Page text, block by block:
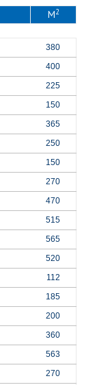
M2
380
400
225
150
365
250
150
270
470
515
565
520
112
185
200
360
563
270